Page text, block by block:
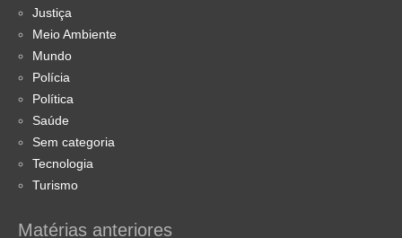
Justiça
Meio Ambiente
Mundo
Polícia
Política
Saúde
Sem categoria
Tecnologia
Turismo
Matérias anteriores